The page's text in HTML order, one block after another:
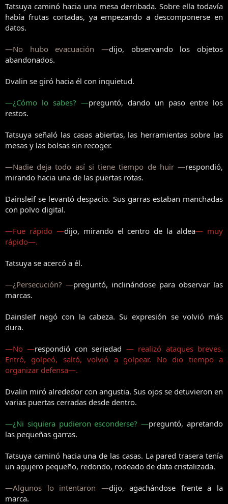
Tatsuya caminó hacia una mesa derribada. Sobre ella todavía
había frutas cortadas, ya empezando a descomponerse en
datos.
—No hubo evacuación —dijo, observando los objetos
abandonados.
Dvalin se giró hacia él con inquietud.
—¿Cómo lo sabes? —preguntó, dando un paso entre los
restos.
Tatsuya señaló las casas abiertas, las herramientas sobre las
mesas y las bolsas sin recoger.
—Nadie deja todo así si tiene tiempo de huir —respondió,
mirando hacia una de las puertas rotas.
Dainsleif se levantó despacio. Sus garras estaban manchadas
con polvo digital.
—Fue rápido —dijo, mirando el centro de la aldea— muy
rápido—.
Tatsuya se acercó a él.
—¿Persecución? —preguntó, inclinándose para observar las
marcas.
Dainsleif negó con la cabeza. Su expresión se volvió más
dura.
—No —respondió con seriedad — realizó ataques breves.
Entró, golpeó, saltó, volvió a golpear. No dio tiempo a
organizar defensa—.
Dvalin miró alrededor con angustia. Sus ojos se detuvieron en
varias puertas cerradas desde dentro.
—¿Ni siquiera pudieron esconderse? —preguntó, apretando
las pequeñas garras.
Tatsuya caminó hacia una de las casas. La pared trasera tenía
un agujero pequeño, redondo, rodeado de data cristalizada.
—Algunos lo intentaron —dijo, agachándose frente a la
marca.